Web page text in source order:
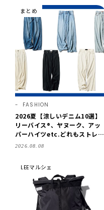
まとめ
FASHION
2026夏【涼しいデニム10選】
リーバイス®、ヤヌーク、アッ
パーハイツetc.どれもストレス
フリーなはき心地！
2026.08.08
LEEマルシェ